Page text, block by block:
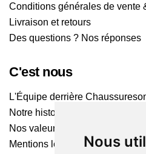
Nous
Conditions générales de vente
Livraison et retours
Des questions ? Nos réponses
C'est nous
L'Équipe derrière
Notre histoire
Nos valeurs
Mentions légales